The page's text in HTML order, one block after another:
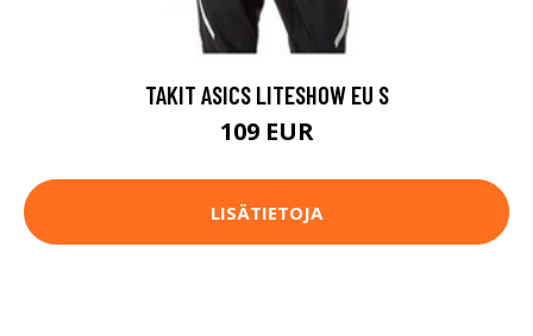
TAKIT ASICS LITESHOW EU S
109 EUR
LISÄTIETOJA